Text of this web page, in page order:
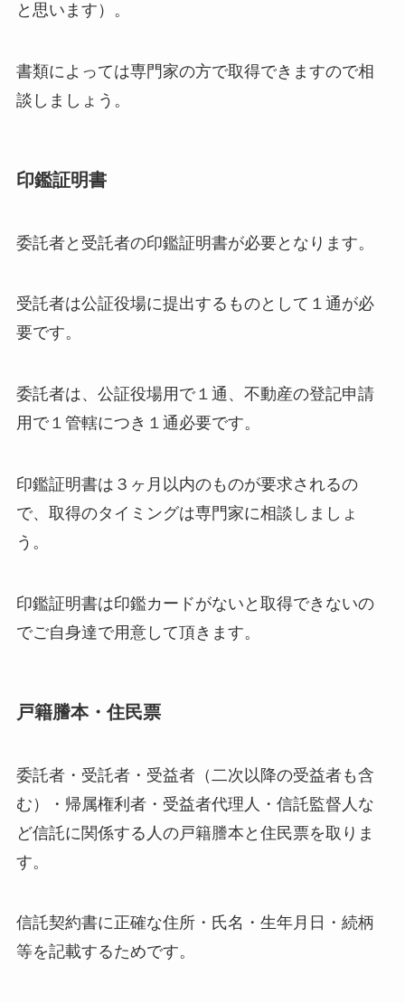
と思います）。
書類によっては専門家の方で取得できますので相
談しましょう。
印鑑証明書
委託者と受託者の印鑑証明書が必要となります。
受託者は公証役場に提出するものとして１通が必
要です。
委託者は、公証役場用で１通、不動産の登記申請
用で１管轄につき１通必要です。
印鑑証明書は３ヶ月以内のものが要求されるの
で、取得のタイミングは専門家に相談しましょ
う。
印鑑証明書は印鑑カードがないと取得できないの
でご自身達で用意して頂きます。
戸籍謄本・住民票
委託者・受託者・受益者（二次以降の受益者も含
む）・帰属権利者・受益者代理人・信託監督人な
ど信託に関係する人の戸籍謄本と住民票を取りま
す。
信託契約書に正確な住所・氏名・生年月日・続柄
等を記載するためです。